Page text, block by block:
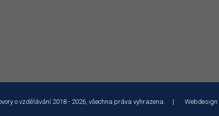
o vzdělávání 2018 - 2026, všechna práva vyhrazena. | Webdesign
a analýze návštěvnosti soubory cookie. Používáním tohoto